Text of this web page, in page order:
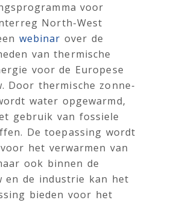
voor
North-West
webinar over de
van thermische
voor de Europese
Door thermische zonne-
water opgewarmd,
gebruik van fossiele
De toepassing wordt
het verwarmen van
ook binnen de
en de industrie kan het
bieden voor het